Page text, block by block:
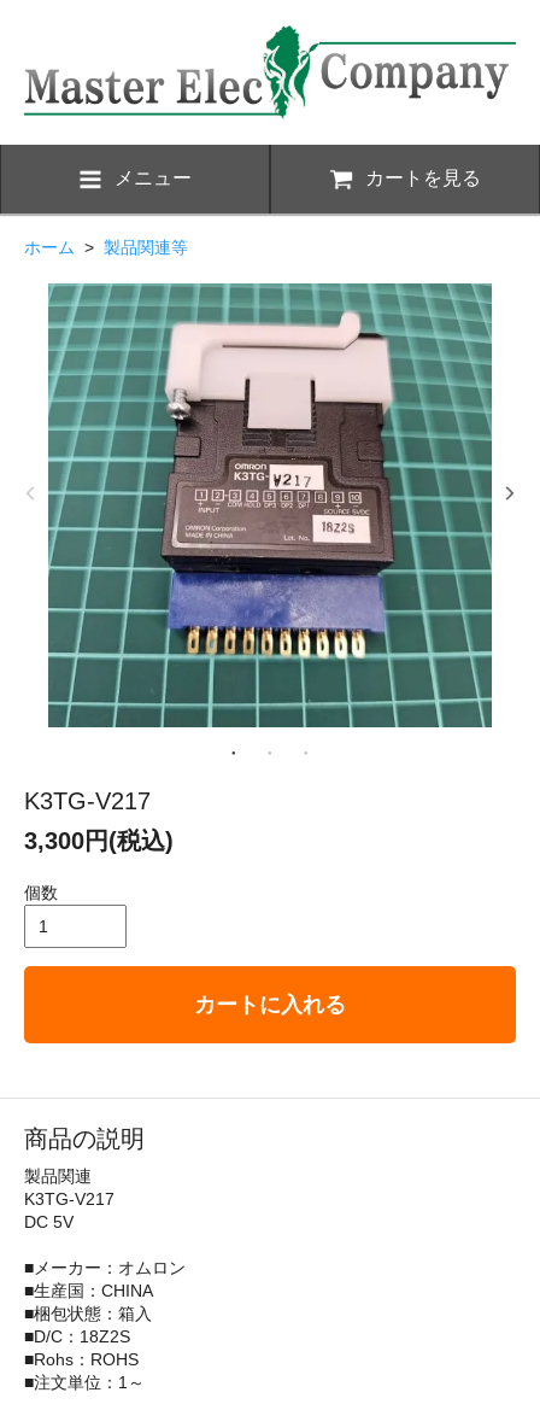
メニュー カートを見る
ホーム > 製品関連等
K3TG-V217
3,300円(税込)
個数
カートに入れる
商品の説明
製品関連
K3TG-V217
DC 5V
■メーカー：オムロン
■生産国：CHINA
■梱包状態：箱入
■D/C：18Z2S
■Rohs：ROHS
■注文単位：1～